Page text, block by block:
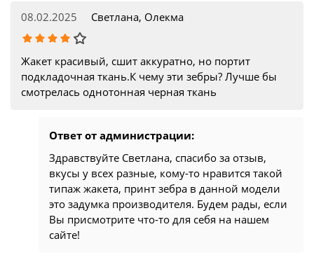
08.02.2025 Светлана, Олекма
Жакет красивый, сшит аккуратно, но портит
подкладочная ткань.К чему эти зебры? Лучше бы
смотрелась однотонная черная ткань
Ответ от администрации:
Здравствуйте Светлана, спасибо за отзыв,
вкусы у всех разные, кому-то нравится такой
типаж жакета, принт зебра в данной модели
это задумка производителя. Будем рады, если
Вы присмотрите что-то для себя на нашем
сайте!